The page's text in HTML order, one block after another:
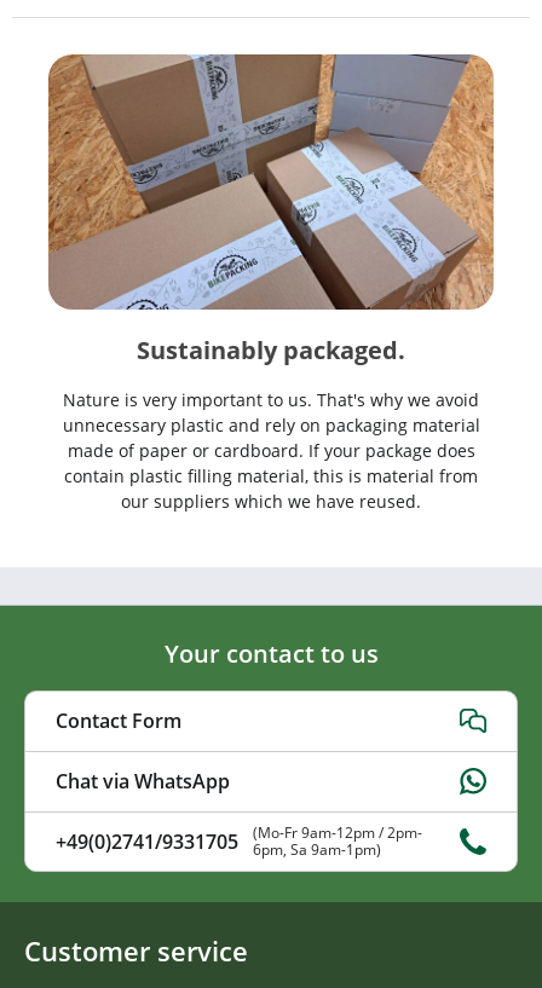
Sustainably packaged.
Nature is very important to us. That's why we avoid
unnecessary plastic and rely on packaging material
made of paper or cardboard. If your package does
contain plastic filling material, this is material from
our suppliers which we have reused.
Your contact to us
Contact Form
Chat via WhatsApp
+49(0)2741/9331705
(Mo-Fr 9am-12pm / 2pm-
6pm, Sa 9am-1pm)
Customer service